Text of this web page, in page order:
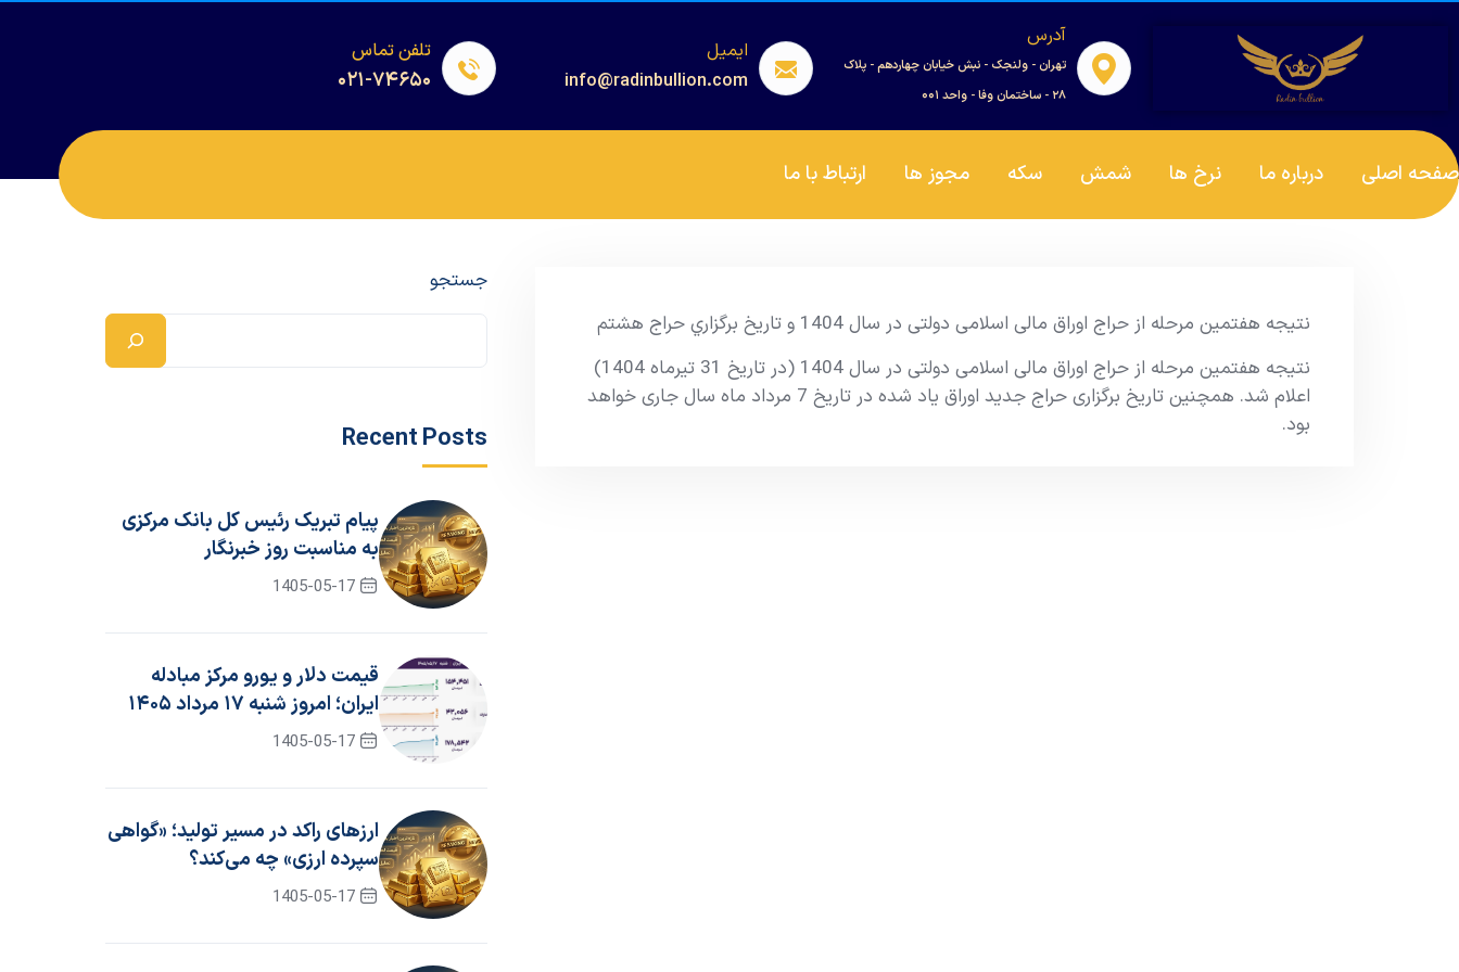
آدرس
تهران - ولنجک - نبش خیابان چهاردهم - پلاک
۲۸ - ساختمان وفا - واحد ۰۰۱
ایمیل
info@radinbullion.com
تلفن تماس
۰۲۱-۷۴۶۵۰
صفحه اصلی درباره ما نرخ ها شمش سکه مجوز ها ارتباط با ما
نتیجه هفتمین مرحله از حراج اوراق مالی اسلامی دولتی در سال 1404 و تاریخ برگزاري حراج هشتم
نتیجه هفتمین مرحله از حراج اوراق مالی اسلامی دولتی در سال 1404 (در تاریخ 31 تیرماه 1404)
اعلام شد. همچنین تاریخ برگزاری حراج جدید اوراق یاد شده در تاریخ 7 مرداد ماه سال جاری خواهد
بود.
جستجو
Recent Posts
پیام تبریک رئیس کل بانک مرکزی
به مناسبت روز خبرنگار
1405-05-17
قیمت دلار و یورو مرکز مبادله
ایران؛ امروز شنبه ۱۷ مرداد ۱۴۰۵
1405-05-17
ارزهای راکد در مسیر تولید؛ «گواهی
سپرده ارزی» چه می‌کند؟
1405-05-17